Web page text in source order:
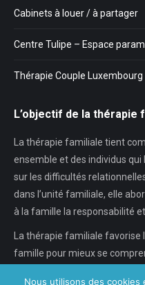
Cabinets à louer / à partager
Centre Tulipe – Espace
Thérapie Couple Luxembourg
L’objectif de la thérapie
La thérapie familiale tient
ensemble et des individus
sur les difficultés
dans l’unité familiale, elle
à la famille la responsabilité et
La thérapie familiale favorise
famille pour mieux se
Nous utilisons des cookies